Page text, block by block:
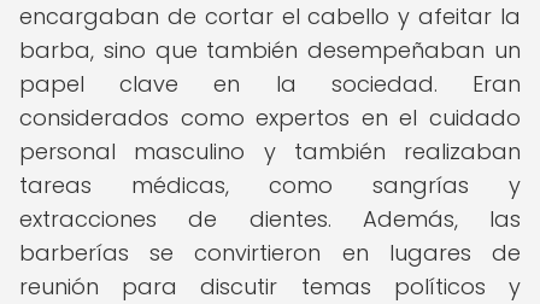
encargaban de cortar el cabello y afeitar la
barba, sino que también desempeñaban un
papel clave en la sociedad. Eran
considerados como expertos en el cuidado
personal masculino y también realizaban
tareas médicas, como sangrías y
extracciones de dientes. Además, las
barberías se convirtieron en lugares de
reunión para discutir temas políticos y